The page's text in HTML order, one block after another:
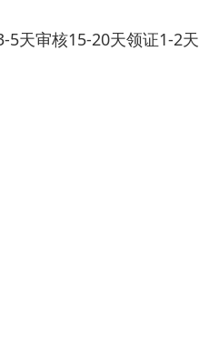
5天审核15-20天领证1-2天